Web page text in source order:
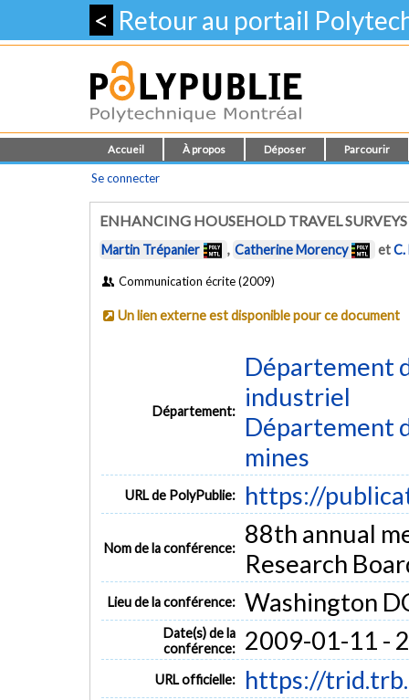
< Retour au portail
Accueil À propos Déposer Parcourir
Se connecter
ENHANCING HOUSEHOLD TRAVEL
Martin Trépanier , Catherine Morency et
Communication écrite (2009)
Un lien externe est disponible pour ce document
Département:
Département
industriel
Département
mines
URL de PolyPublie: https://
Nom de la conférence:
88th annual
Research
Lieu de la conférence: Washington
Date(s) de la
conférence:
2009-01-11 -
URL officielle: https://